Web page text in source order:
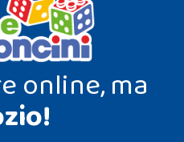
online, ma